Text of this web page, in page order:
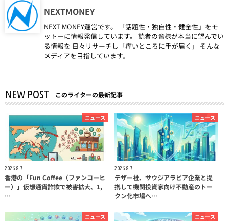
NEXTMONEY
NEXT MONEY運営です。 「話題性・独自性・健全性」をモ
ットーに情報発信しています。 読者の皆様が本当に望んでい
る情報を 日々リサーチし「痒いところに手が届く」 そんな
メディアを目指しています。
NEW POST このライターの最新記事
ニュース
2026.8.7
香港の「Fun Coffee（ファンコーヒ
ー）」仮想通貨詐欺で被害拡大、1,
…
ニュース
2026.8.7
テザー社、サウジアラビア企業と提
携して機関投資家向け不動産のトー
クン化市場へ…
ニュース ニュース